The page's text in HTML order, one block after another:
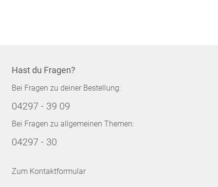
Hast du Fragen?
Bei Fragen zu deiner Bestellung:
04297 - 39 09
Bei Fragen zu allgemeinen Themen:
04297 - 30
Zum Kontaktformular